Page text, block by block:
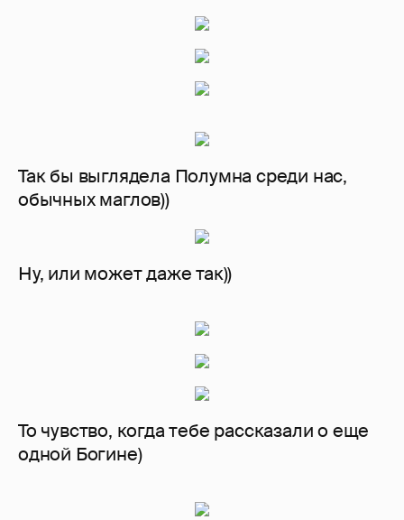
Так бы выглядела Полумна среди нас,
обычных маглов))
Ну, или может даже так))
То чувство, когда тебе рассказали о еще
одной Богине)